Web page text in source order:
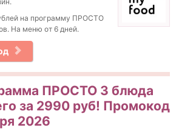
на программу ПРОСТО
На меню от 6 дней.
ПРОСТО 3 блюда
за 2990 руб! Промокод
2026